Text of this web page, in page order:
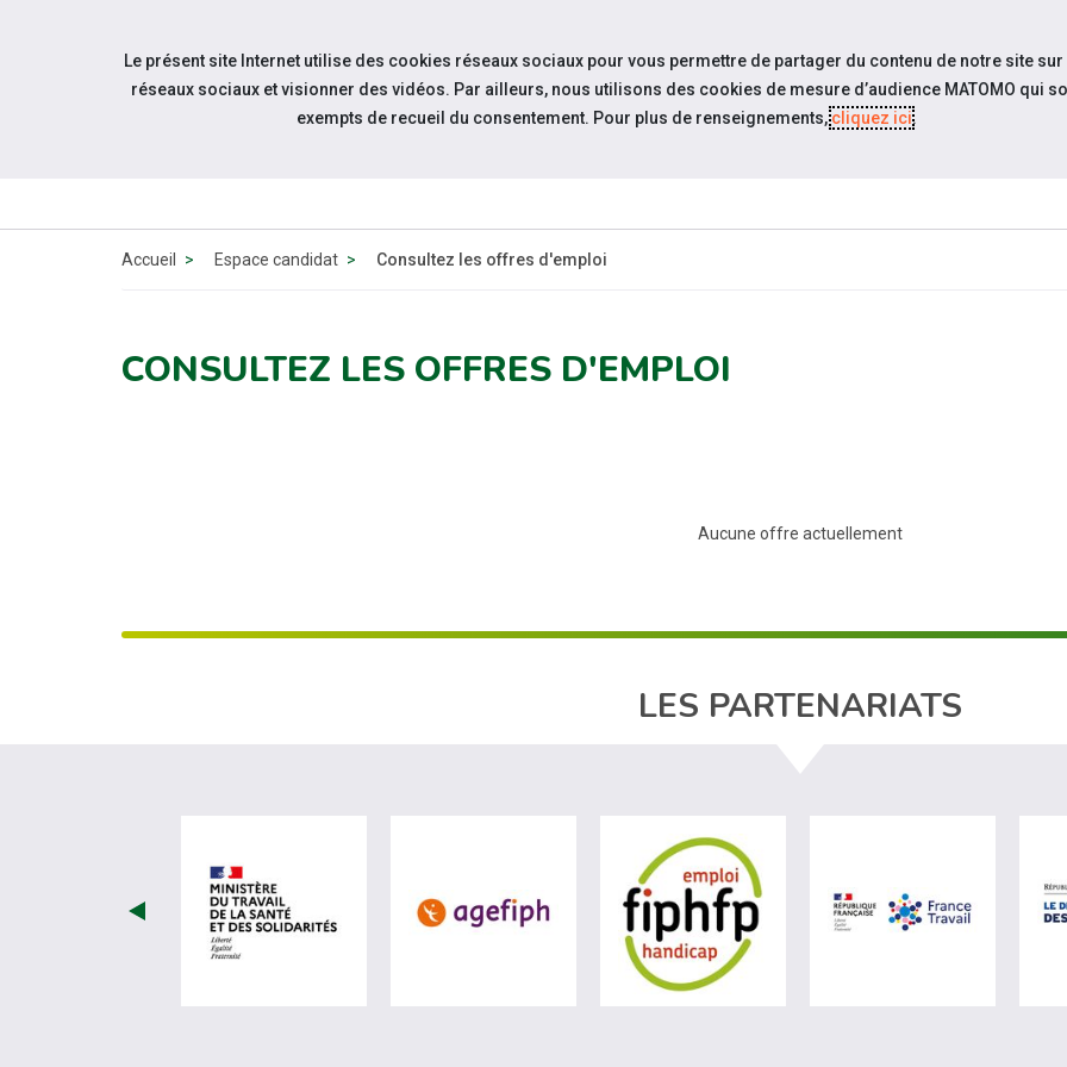
Aller au contenu
ESPACE
ESPACE
Accueil Espace candidat Consultez les offres d'emploi
CONSULTEZ LES OFFRES D'EMPLOI
Aucune offre actuellement
LES PARTENARIATS
visiter les site de Ministère du travail (nouvelle fenêtre)
visiter les site de Agefiph (nouvelle fenêtre)visiter les site de Fiphfp (nouvellevisiter les
Le présent site Internet utilise des cookies réseaux sociaux pour vous permettre de partager du contenu de notre site sur
réseaux sociaux et visionner des vidéos. Par ailleurs, nous utilisons des cookies de mesure d’audience MATOMO qui
exempts de recueil du consentement. Pour plus de renseignements,cliquez ici.